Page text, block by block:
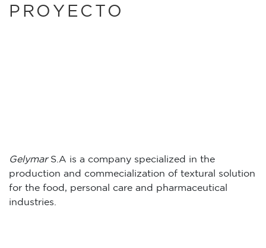
PROYECTO
GelymarS.A is a company specialized in the
production and commecialization of textural solution
for the food, personal care and pharmaceutical
industries.